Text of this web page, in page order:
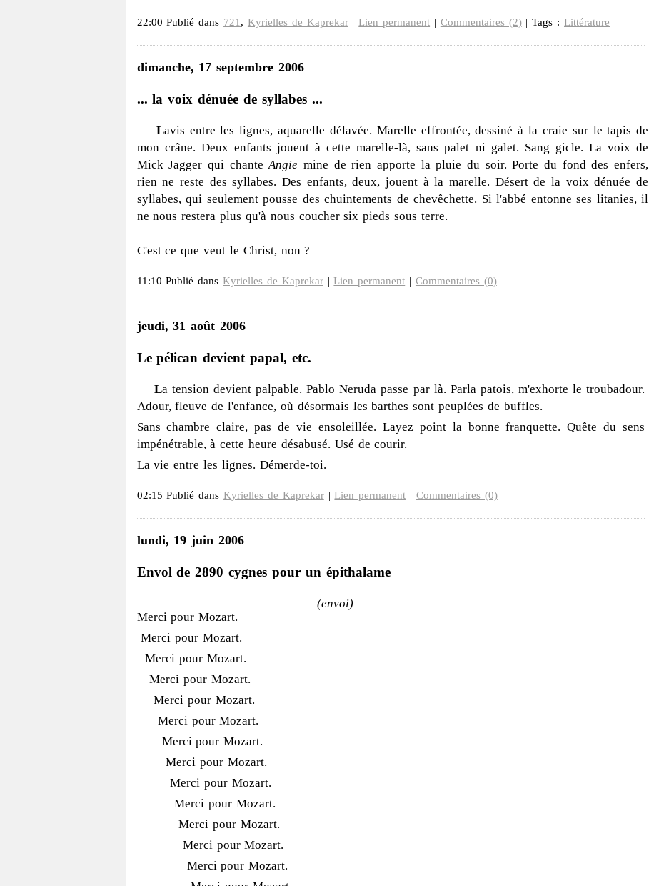
22:00 Publié dans 721 , Kyrielles de Kaprekar|Lien permanent | Commentaires (2)| Tags : Littérature
dimanche, 17 septembre 2006
... la voix dénuée de syllabes ...
Lavis entre les lignes, aquarelle délavée. Marelle effrontée, dessiné à la craie sur le tapis de
mon crâne. Deux enfants jouent à cette marelle-là, sans palet ni galet. Sang gicle. La voix de
Mick Jagger qui chanteAngie mine de rien apporte la pluie du soir. Porte du fond des enfers,
rien ne reste des syllabes. Des enfants, deux, jouent à la marelle. Désert de la voix dénuée de
syllabes, qui seulement pousse des chuintements de chevêchette. Si l'abbé entonne ses litanies, il
ne nous restera plus qu'à nous coucher six pieds sous terre.
C'est ce que veut le Christ, non ?
11:10 Publié dansKyrielles de Kaprekar|Lien permanent | Commentaires (0)
jeudi, 31 août 2006
Le pélican devient papal, etc.
La tension devient palpable. Pablo Neruda passe par là. Parla patois, m'exhorte le troubadour.
Adour, fleuve de l'enfance, où désormais les barthes sont peuplées de buffles.
Sans chambre claire, pas de vie ensoleillée. Layez point la bonne franquette. Quête du sens
impénétrable, à cette heure désabusé. Usé de courir.
La vie entre les lignes. Démerde-toi.
02:15 Publié dansKyrielles de Kaprekar|Lien permanent | Commentaires (0)
lundi, 19 juin 2006
Envol de 2890 cygnes pour un épithalame
(envoi)
Merci pour Mozart.
Merci pour Mozart.
Merci pour Mozart.
Merci pour Mozart.
Merci pour Mozart.
Merci pour Mozart.
Merci pour Mozart.
Merci pour Mozart.
Merci pour Mozart.
Merci pour Mozart.
Merci pour Mozart.
Merci pour Mozart.
Merci pour Mozart.